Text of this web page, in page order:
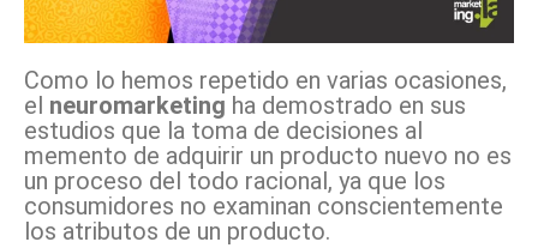
Como lo hemos repetido en varias ocasiones,
el neuromarketing ha demostrado en sus
estudios que la toma de decisiones al
memento de adquirir un producto nuevo no es
un proceso del todo racional, ya que los
consumidores no examinan conscientemente
los atributos de un producto.